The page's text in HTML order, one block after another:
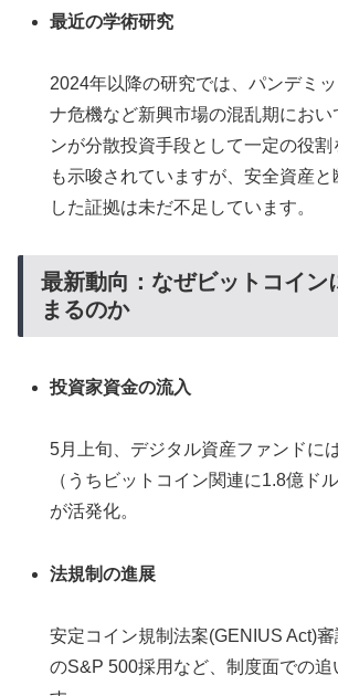
最近の学術研究
2024年以降の研究では、パンデミ
ナ危機など新興市場の混乱期におい
ンが分散投資手段として一定の役割
も示唆されていますが、安全資産
した証拠は未だ不足しています。
最新動向：なぜビットコイン
まるのか
投資家資金の流入
5月上旬、デジタル資産ファンドに
（うちビットコイン関連に1.8億ド
が活発化。
法規制の進展
安定コイン規制法案(GENIUS Act)
のS&P 500採用など、制度面での追